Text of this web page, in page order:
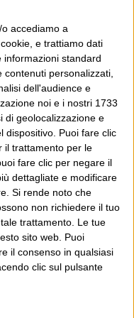
accediamo a
e trattiamo dati
informazioni standard
personalizzati,
dell'audience e
noi e i nostri 1733
di geolocalizzazione e
dispositivo. Puoi fare clic
il trattamento per le
fare clic per negare il
dettagliate e modificare
Si rende noto che
non richiedere il tuo
trattamento. Le tue
sito web. Puoi
il consenso in qualsiasi
clic sul pulsante
di parole
io